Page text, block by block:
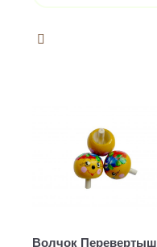
Волчок Перевертыш